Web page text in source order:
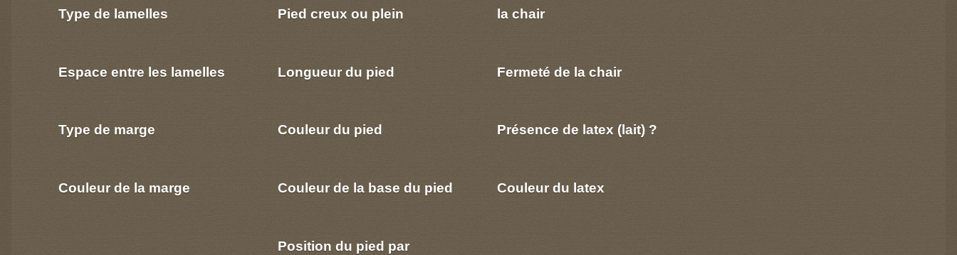
Type de lamelles
Espace entre les lamelles
Type de marge
Couleur de la marge
Pied creux ou plein
Longueur du pied
Couleur du pied
Couleur de la base du pied
Position du pied par
la chair
Fermeté de la chair
Présence de latex (lait) ?
Couleur du latex